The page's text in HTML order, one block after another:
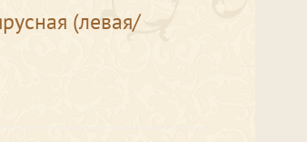
(левая/